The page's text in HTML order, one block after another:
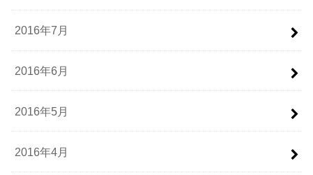
2016年7月
2016年6月
2016年5月
2016年4月